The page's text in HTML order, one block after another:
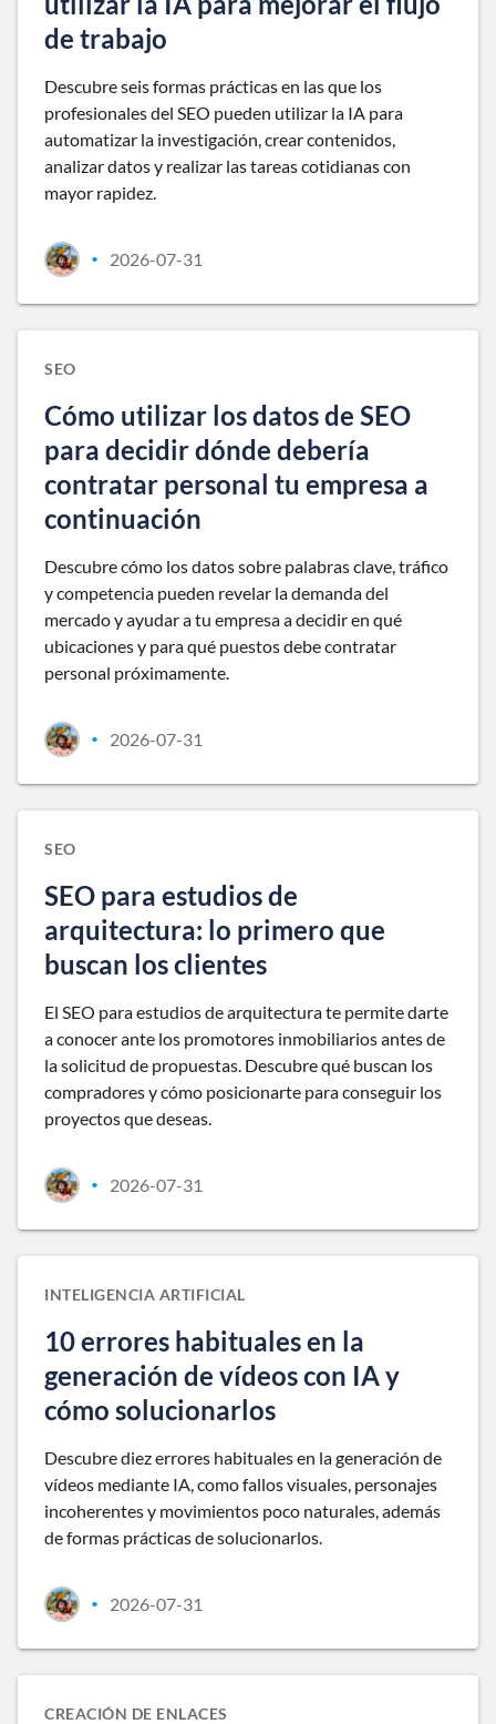
de trabajo
Descubre seis formas prácticas en las que los
profesionales del SEO pueden utilizar la IA para
automatizar la investigación, crear contenidos,
analizar datos y realizar las tareas cotidianas con
mayor rapidez.
• 2026-07-31
SEO
Cómo utilizar los datos de SEO
para decidir dónde debería
contratar personal tu empresa a
continuación
Descubre cómo los datos sobre palabras clave, tráfico
y competencia pueden revelar la demanda del
mercado y ayudar a tu empresa a decidir en qué
ubicaciones y para qué puestos debe contratar
personal próximamente.
• 2026-07-31
SEO
SEO para estudios de
arquitectura: lo primero que
buscan los clientes
El SEO para estudios de arquitectura te permite darte
a conocer ante los promotores inmobiliarios antes de
la solicitud de propuestas. Descubre qué buscan los
compradores y cómo posicionarte para conseguir los
proyectos que deseas.
• 2026-07-31
INTELIGENCIA ARTIFICIAL
10 errores habituales en la
generación de vídeos con IA y
cómo solucionarlos
Descubre diez errores habituales en la generación de
vídeos mediante IA, como fallos visuales, personajes
incoherentes y movimientos poco naturales, además
de formas prácticas de solucionarlos.
• 2026-07-31
CREACIÓN DE ENLACES